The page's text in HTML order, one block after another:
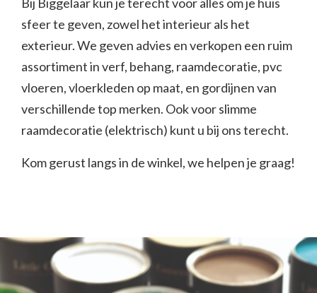
sfeer te geven, zowel het interieur als het
exterieur. We geven advies en verkopen een ruim
assortiment in verf, behang, raamdecoratie, pvc
vloeren, vloerkleden op maat, en gordijnen van
verschillende top merken. Ook voor slimme
raamdecoratie (elektrisch) kunt u bij ons terecht.
Kom gerust langs in de winkel, we helpen je graag!